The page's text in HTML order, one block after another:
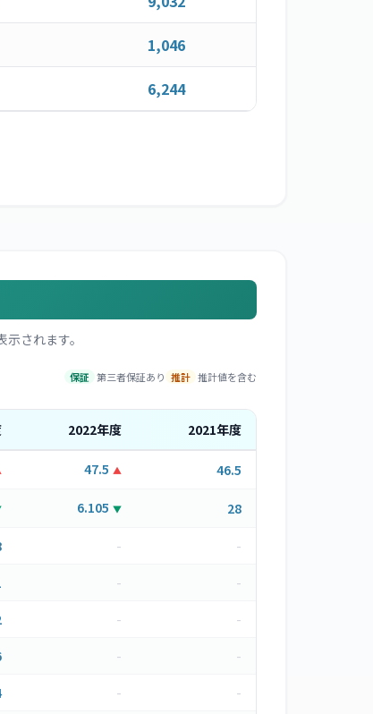
1,046
6,244
されます。
保証 第三者保証あり 推計 推計値を含む
2022年度 2021年度
47.5 ▲ 46.5
6.105 ▼ 28
- -
- -
- -
- -
- -